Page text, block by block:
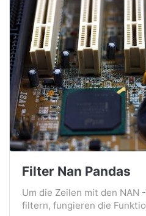
Filter Nan Pandas
Um die Zeilen mit den NAN
filtern, fungieren die